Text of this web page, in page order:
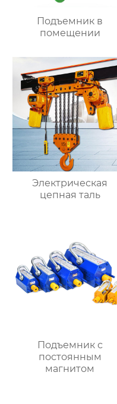
Подъемник в
помещении
Электрическая
цепная таль
Подъемник с
постоянным
магнитом